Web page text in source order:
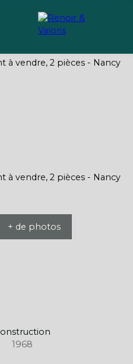
+ de photos
1968